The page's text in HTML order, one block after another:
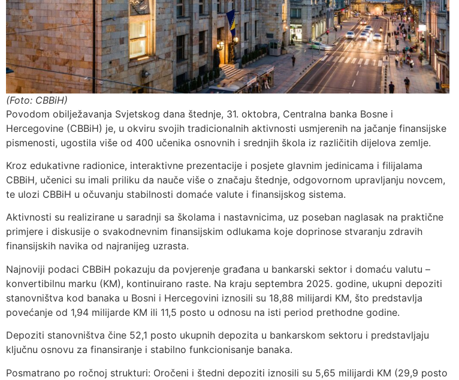
(Foto: CBBiH)
Povodom obilježavanja Svjetskog dana štednje, 31. oktobra, Centralna banka Bosne i
Hercegovine (CBBiH) je, u okviru svojih tradicionalnih aktivnosti usmjerenih na jačanje finansijske
pismenosti, ugostila više od 400 učenika osnovnih i srednjih škola iz različitih dijelova zemlje.
Kroz edukativne radionice, interaktivne prezentacije i posjete glavnim jedinicama i filijalama
CBBiH, učenici su imali priliku da nauče više o značaju štednje, odgovornom upravljanju novcem,
te ulozi CBBiH u očuvanju stabilnosti domaće valute i finansijskog sistema.
Aktivnosti su realizirane u saradnji sa školama i nastavnicima, uz poseban naglasak na praktične
primjere i diskusije o svakodnevnim finansijskim odlukama koje doprinose stvaranju zdravih
finansijskih navika od najranijeg uzrasta.
Najnoviji podaci CBBiH pokazuju da povjerenje građana u bankarski sektor i domaću valutu –
konvertibilnu marku (KM), kontinuirano raste. Na kraju septembra 2025. godine, ukupni depoziti
stanovništva kod banaka u Bosni i Hercegovini iznosili su 18,88 milijardi KM, što predstavlja
povećanje od 1,94 milijarde KM ili 11,5 posto u odnosu na isti period prethodne godine.
Depoziti stanovništva čine 52,1 posto ukupnih depozita u bankarskom sektoru i predstavljaju
ključnu osnovu za finansiranje i stabilno funkcionisanje banaka.
Posmatrano po ročnoj strukturi: Oročeni i štedni depoziti iznosili su 5,65 milijardi KM (29,9 posto